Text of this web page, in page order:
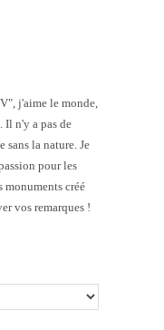
j'aime le monde,
Il n'y a pas de
sans la nature. Je
pour les
monuments créé
vos remarques !